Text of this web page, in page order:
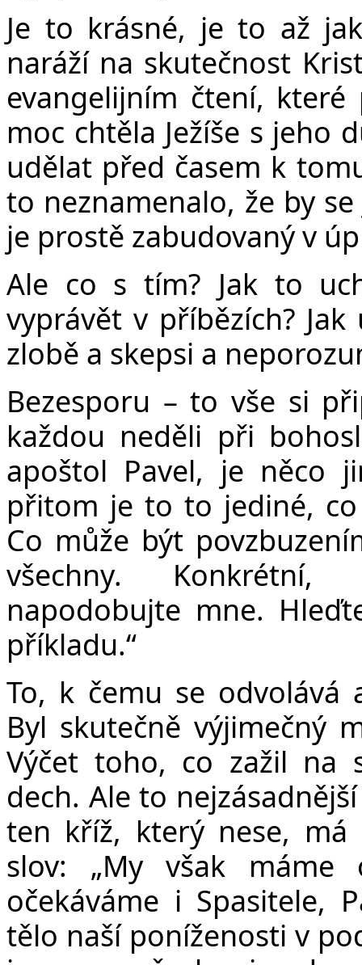
Je to krásné, je to až
naráží na skutečnost
evangelijním čtení,
moc chtěla Ježíše s jeho
udělat před časem k
to neznamenalo, že by
je prostě zabudovaný v
Ale co s tím? Jak to
vyprávět v příbězích?
zlobě a skepsi a
Bezesporu – to vše si
každou neděli při
apoštol Pavel, je něco
přitom je to to jediné,
Co může být
všechny.
napodobujte mne.
příkladu.“
To, k čemu se odvolává
Byl skutečně výjimečný
Výčet toho, co zažil na
dech. Ale to
ten kříž, který nese, má
slov: „My však máme
očekáváme i Spasitele,
tělo naší poníženosti v